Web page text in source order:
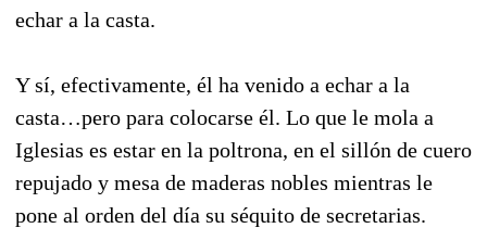
echar a la casta.
Y sí, efectivamente, él ha venido a echar a la
casta…pero para colocarse él. Lo que le mola a
Iglesias es estar en la poltrona, en el sillón de cuero
repujado y mesa de maderas nobles mientras le
pone al orden del día su séquito de secretarias.